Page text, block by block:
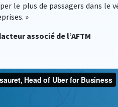
le plus de passagers dans le
»
associé de l’AFTM